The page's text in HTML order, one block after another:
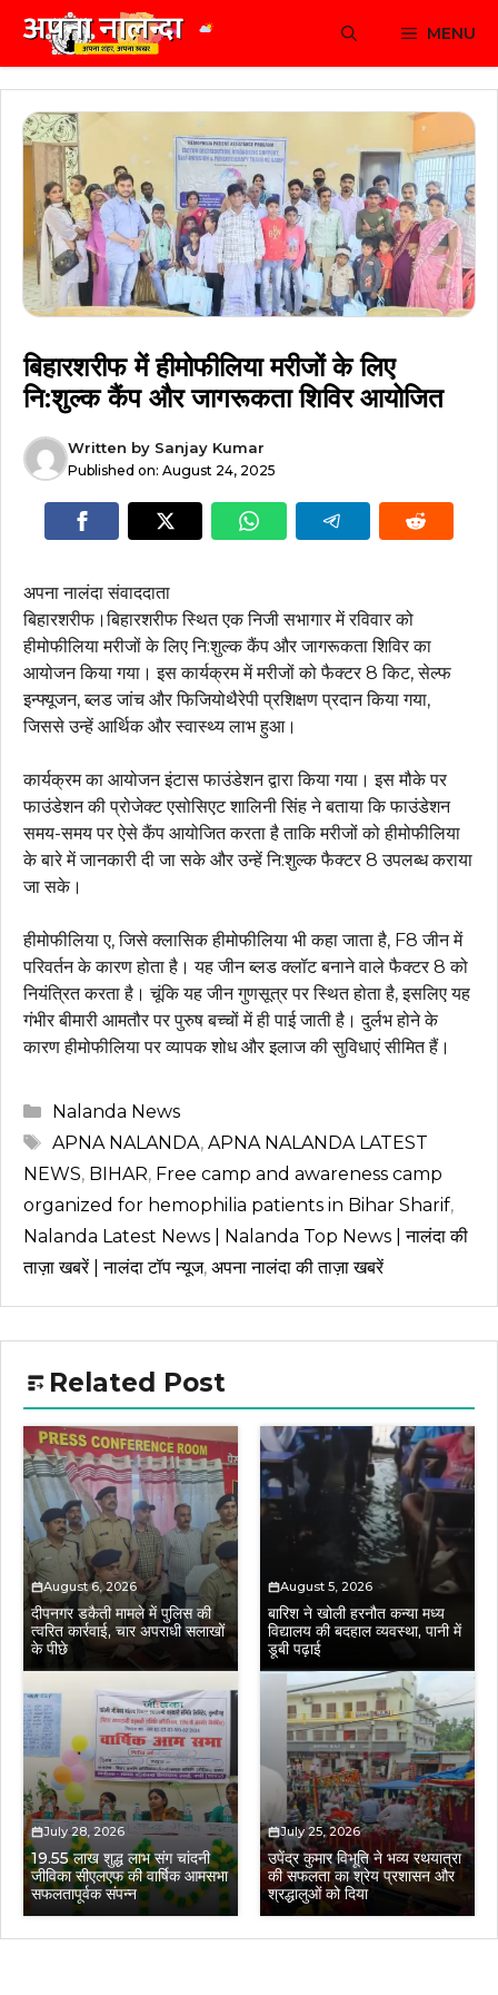
content
MENU
बिहारशरीफ में हीमोफीलिया मरीजों के लिए
नि:शुल्क कैंप और जागरूकता शिविर आयोजित
Written by Sanjay Kumar
Published on: August 24, 2025
अपना नालंदा संवाददाता
बिहारशरीफ।बिहारशरीफ स्थित एक निजी सभागार में रविवार को
हीमोफीलिया मरीजों के लिए नि:शुल्क कैंप और जागरूकता शिविर का
आयोजन किया गया। इस कार्यक्रम में मरीजों को फैक्टर 8 किट, सेल्फ
इन्फ्यूजन, ब्लड जांच और फिजियोथैरेपी प्रशिक्षण प्रदान किया गया,
जिससे उन्हें आर्थिक और स्वास्थ्य लाभ हुआ।
कार्यक्रम का आयोजन इंटास फाउंडेशन द्वारा किया गया। इस मौके पर
फाउंडेशन की प्रोजेक्ट एसोसिएट शालिनी सिंह ने बताया कि फाउंडेशन
समय-समय पर ऐसे कैंप आयोजित करता है ताकि मरीजों को हीमोफीलिया
के बारे में जानकारी दी जा सके और उन्हें नि:शुल्क फैक्टर 8 उपलब्ध कराया
जा सके।
हीमोफीलिया ए, जिसे क्लासिक हीमोफीलिया भी कहा जाता है, F8 जीन में
परिवर्तन के कारण होता है। यह जीन ब्लड क्लॉट बनाने वाले फैक्टर 8 को
नियंत्रित करता है। चूंकि यह जीन गुणसूत्र पर स्थित होता है, इसलिए यह
गंभीर बीमारी आमतौर पर पुरुष बच्चों में ही पाई जाती है। दुर्लभ होने के
कारण हीमोफीलिया पर व्यापक शोध और इलाज की सुविधाएं सीमित हैं।
Categories
Nalanda News
Tags
APNA NALANDA, APNA NALANDA LATEST
NEWS, BIHAR, Free camp and awareness camp
organized for hemophilia patients in Bihar Sharif,
Nalanda Latest News | Nalanda Top News | नालंदा की
ताज़ा खबरें | नालंदा टॉप न्यूज, अपना नालंदा की ताज़ा खबरें
Related Post
August 6, 2026
दीपनगर डकैती मामले में पुलिस की
त्वरित कार्रवाई, चार अपराधी सलाखों
के पीछे
August 5, 2026
बारिश ने खोली हरनौत कन्या मध्य
विद्यालय की बदहाल व्यवस्था, पानी में
डूबी पढ़ाई
July 28, 2026
19.55 लाख शुद्ध लाभ संग चांदनी
जीविका सीएलएफ की वार्षिक आमसभा
सफलतापूर्वक संपन्न
July 25, 2026
उपेंद्र कुमार विभूति ने भव्य रथयात्रा
की सफलता का श्रेय प्रशासन और
श्रद्धालुओं को दिया